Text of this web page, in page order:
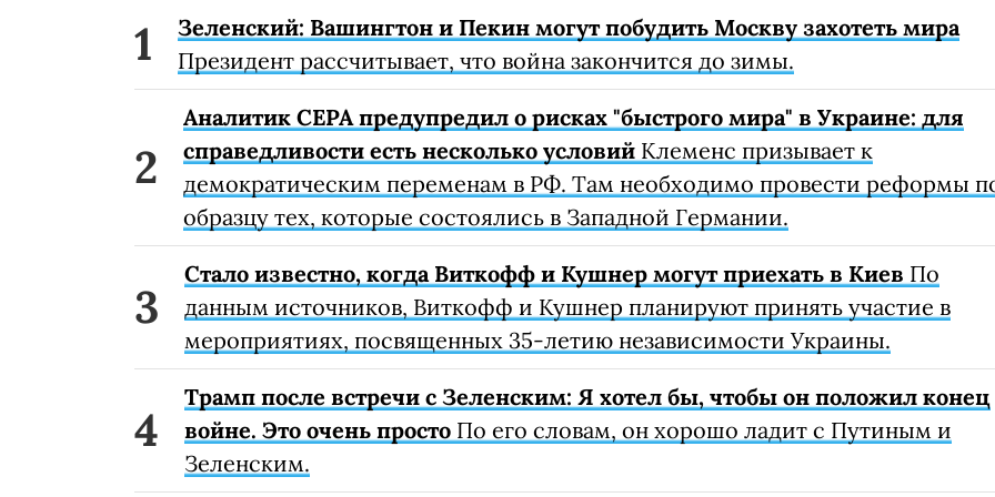
Зеленский: Вашингтон и Пекин могут побудить Москву захотеть мира
Президент рассчитывает, что война закончится до зимы.
Аналитик CEPA предупредил о рисках "быстрого мира" в Украине: для
справедливости есть несколько условий Клеменс призывает к
демократическим переменам в РФ. Там необходимо провести реформы
образцу тех, которые состоялись в Западной Германии.
Стало известно, когда Виткофф и Кушнер могут приехать в Киев По
данным источников, Виткофф и Кушнер планируют принять участие в
мероприятиях, посвященных 35-летию независимости Украины.
Трамп после встречи с Зеленским: Я хотел бы, чтобы он положил конец
войне. Это очень просто По его словам, он хорошо ладит с Путиным и
Зеленским.